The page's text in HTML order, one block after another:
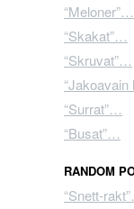
“Meloner”…
“Skakat”…
“Skruvat”…
“Surrat”…
“Busat”…
RANDOM
“Snett-